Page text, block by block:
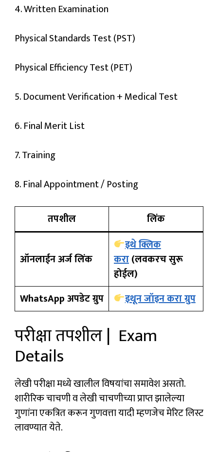
4. Written Examination
Physical Standards Test (PST)
Physical Efficiency Test (PET)
5. Document Verification + Medical Test
6. Final Merit List
7. Training
8. Final Appointment / Posting
तपशील लिंक
ऑनलाईन अर्ज लिंक
इथे क्लिक
करा(लवकरच सुरू
होईल)
WhatsApp अपडेट ग्रुप
इथून जॉइन करा ग्रुप
परीक्षा तपशील | Exam
Details
लेखी परीक्षा मध्ये खालील विषयांचा समावेश असतो.
शारीरिक चाचणी व लेखी चाचणीच्या प्राप्त झालेल्या
गुणांना एकत्रित करून गुणवत्ता यादी म्हणजेच मेरिट लिस्ट
लावण्यात येते.